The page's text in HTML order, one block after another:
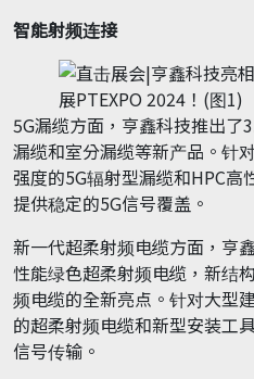
智能射频连接
5G漏缆方面，亨鑫科技推出了
漏缆和室分漏缆等新产品。针
强度的5G辐射型漏缆和HPC高
提供稳定的5G信号覆盖。
新一代超柔射频电缆方面，亨
性能绿色超柔射频电缆，新结
频电缆的全新亮点。针对大型
的超柔射频电缆和新型安装工
信号传输。